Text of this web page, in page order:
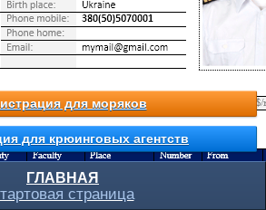
для моряков
для крюинговых агентств
ГЛАВНАЯ
страница